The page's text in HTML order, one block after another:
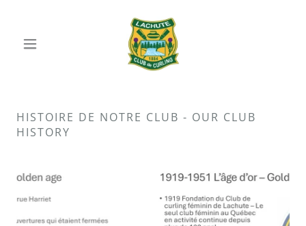
HISTOIRE DE NOTRE CLUB - OUR CLUB
HISTORY